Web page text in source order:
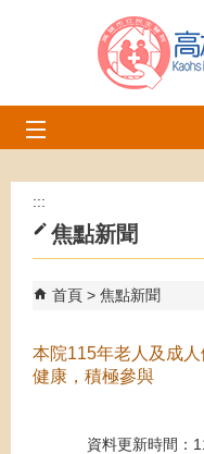
跳到主要內容區塊
:::
焦點新聞
首頁 焦點新聞
本院115年老人及成
健康，積極參與
資料更新時間：